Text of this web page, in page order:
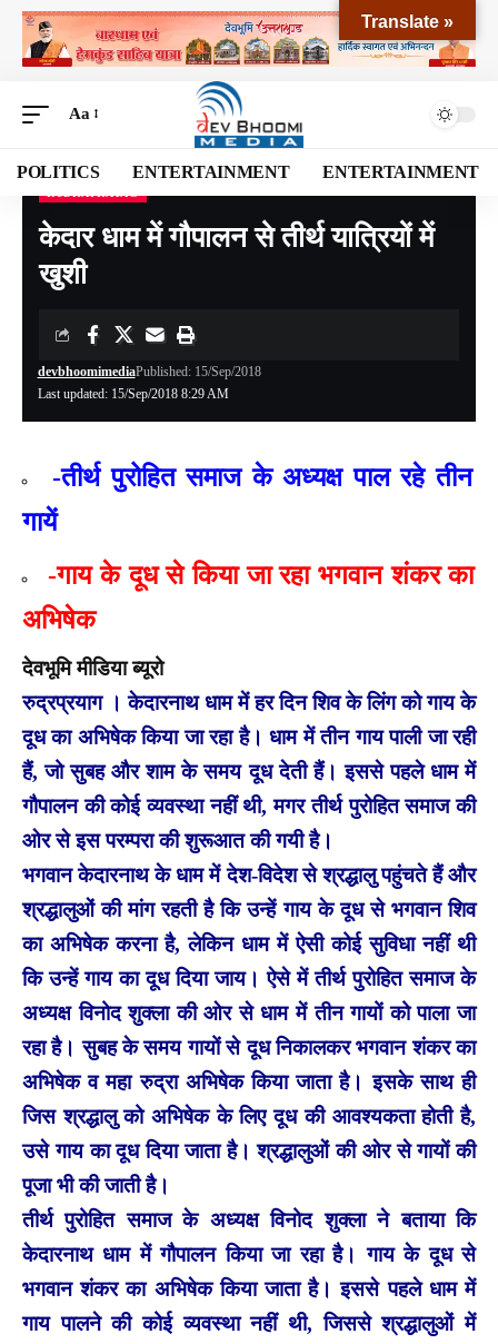
Aa
POLITICS ENTERTAINMENT ENTERTAINMENT
Devbhoomi Media>Blog>NATIONAL >UTTARAKHAND>RUDRAPRAYAG
केदार धाम में गौपालन से तीर्थ यात्रियों में
खुशी
Last updated: 15/Sep/2018 8:29 AM
devbhoomimediaPublished: 15/Sep/2018
-तीर्थ पुरोहित समाज के अध्यक्ष पाल रहे तीन
गायें
-गाय के दूध से किया जा रहा भगवान शंकर का
अभिषेक
देवभूमि मीडिया ब्यूरो
रुद्रप्रयाग । केदारनाथ धाम में हर दिन शिव के लिंग को गाय के
दूध का अभिषेक किया जा रहा है। धाम में तीन गाय पाली जा रही
हैं, जो सुबह और शाम के समय दूध देती हैं। इससे पहले धाम में
गौपालन की कोई व्यवस्था नहीं थी, मगर तीर्थ पुरोहित समाज की
ओर से इस परम्परा की शुरूआत की गयी है।
भगवान केदारनाथ के धाम में देश-विदेश से श्रद्धालु पहुंचते हैं और
श्रद्धालुओं की मांग रहती है कि उन्हें गाय के दूध से भगवान शिव
का अभिषेक करना है, लेकिन धाम में ऐसी कोई सुविधा नहीं थी
कि उन्हें गाय का दूध दिया जाय। ऐसे में तीर्थ पुरोहित समाज के
अध्यक्ष विनोद शुक्ला की ओर से धाम में तीन गायों को पाला जा
रहा है। सुबह के समय गायों से दूध निकालकर भगवान शंकर का
अभिषेक व महा रुद्रा अभिषेक किया जाता है। इसके साथ ही
जिस श्रद्धालु को अभिषेक के लिए दूध की आवश्यकता होती है,
उसे गाय का दूध दिया जाता है। श्रद्धालुओं की ओर से गायों की
पूजा भी की जाती है।
तीर्थ पुरोहित समाज के अध्यक्ष विनोद शुक्ला ने बताया कि
केदारनाथ धाम में गौपालन किया जा रहा है। गाय के दूध से
भगवान शंकर का अभिषेक किया जाता है। इससे पहले धाम में
गाय पालने की कोई व्यवस्था नहीं थी, जिससे श्रद्धालुओं में
Translate »